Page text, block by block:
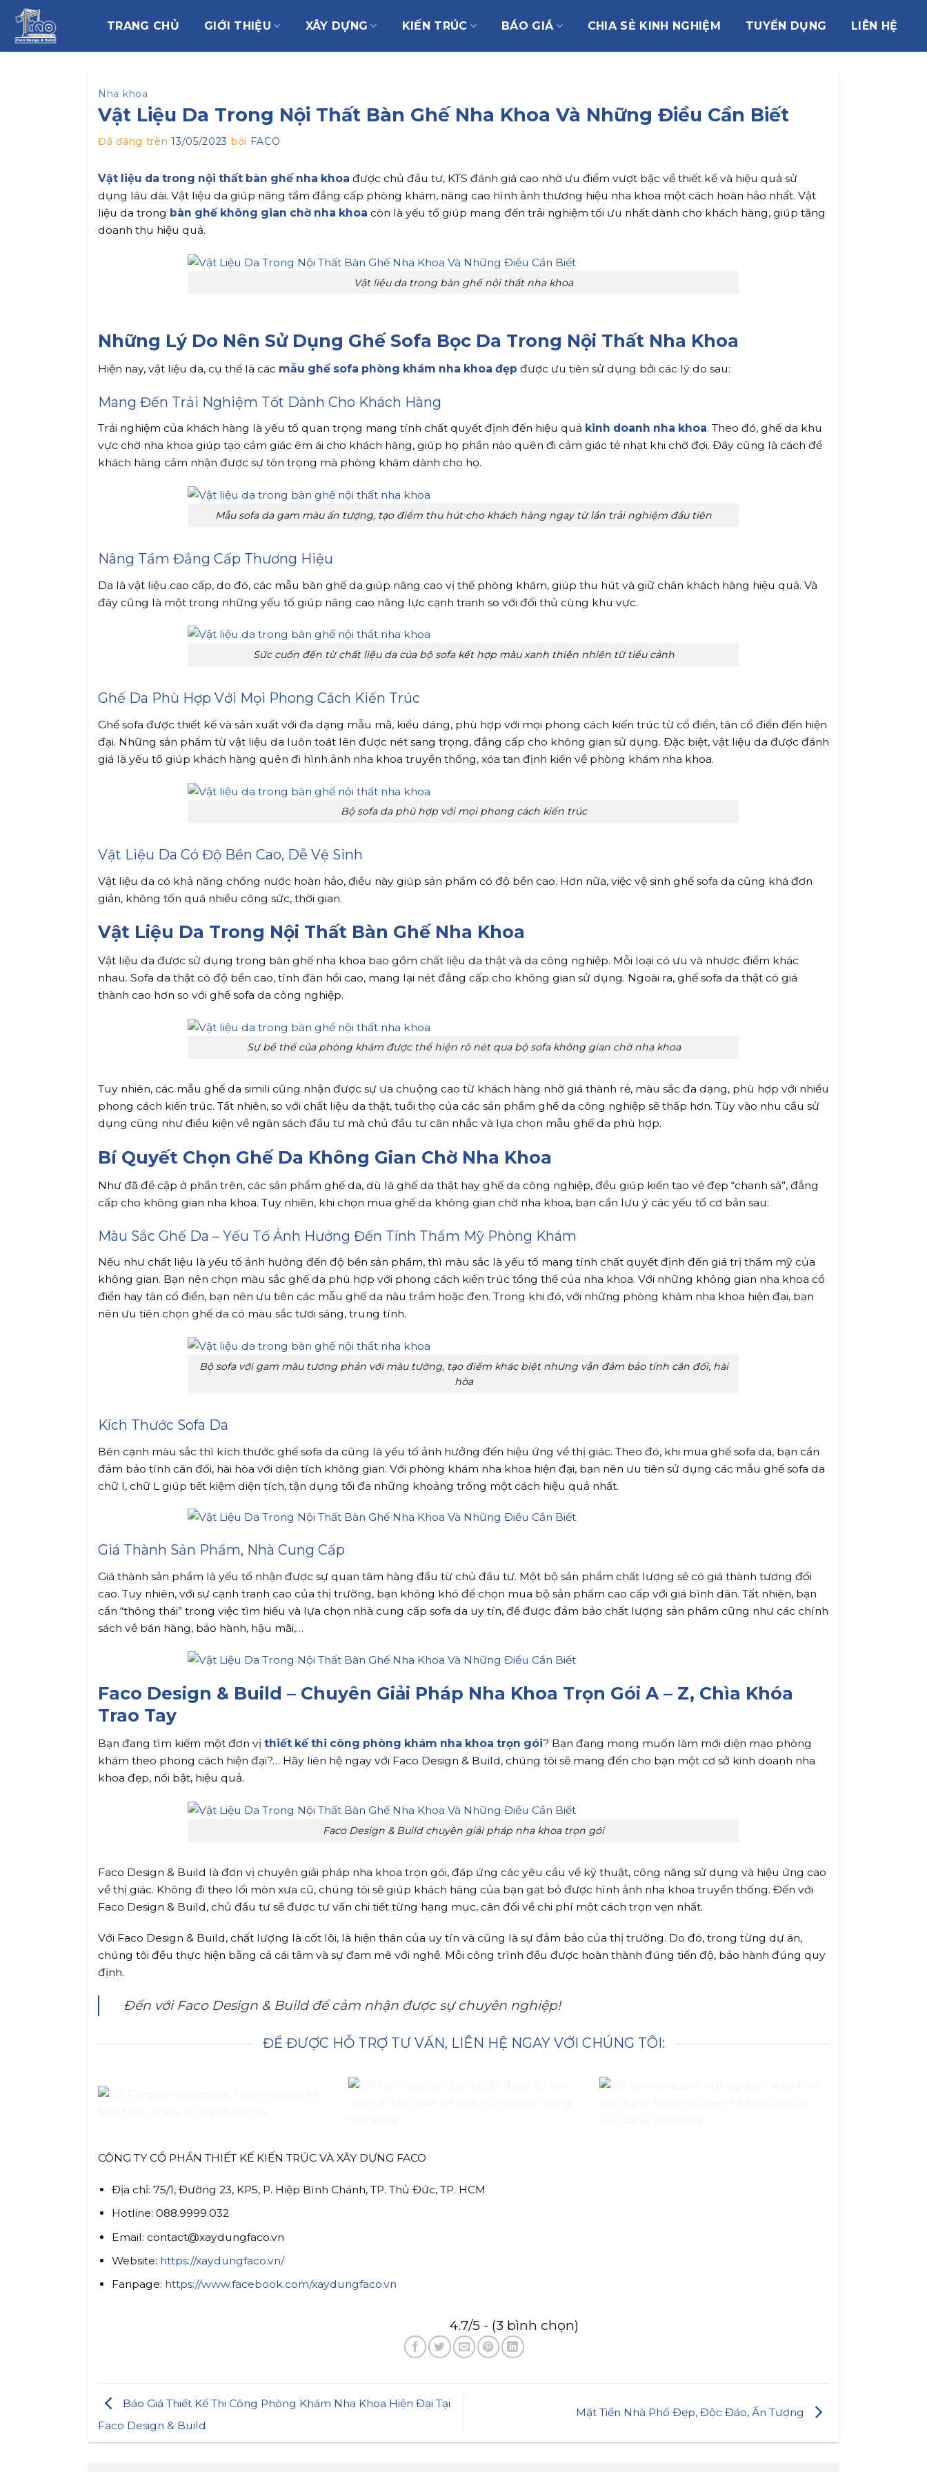
Chuyển
đến
nội
TRANG CHỦ GIỚI THIỆU XÂY DỰNG KIẾN TRÚC BÁO GIÁ CHIA SẺ KINH NGHIỆM TUYỂN DỤNG LIÊN HỆ
Nha khoa
Vật Liệu Da Trong Nội Thất Bàn Ghế Nha Khoa Và Những Điều Cần Biết
Đã đăng trên13/05/2023 bởi FACO
Vật liệu da trong nội thất bàn ghế nha khoa được chủ đầu tư, KTS đánh giá cao nhờ ưu điểm vượt bậc về thiết kế và hiệu quả sử
dụng lâu dài. Vật liệu da giúp nâng tầm đẳng cấp phòng khám, nâng cao hình ảnh thương hiệu nha khoa một cách hoàn hảo nhất. Vật
liệu da trong bàn ghế không gian chờ nha khoa còn là yếu tố giúp mang đến trải nghiệm tối ưu nhất dành cho khách hàng, giúp tăng
doanh thu hiệu quả.
Vật liệu da trong bàn ghế nội thất nha khoa
Những Lý Do Nên Sử Dụng Ghế Sofa Bọc Da Trong Nội Thất Nha Khoa
Hiện nay, vật liệu da, cụ thể là các mẫu ghế sofa phòng khám nha khoa đẹp được ưu tiên sử dụng bởi các lý do sau:
Mang Đến Trải Nghiệm Tốt Dành Cho Khách Hàng
Trải nghiệm của khách hàng là yếu tố quan trọng mang tính chất quyết định đến hiệu quả kinh doanh nha khoa. Theo đó, ghế da khu
vực chờ nha khoa giúp tạo cảm giác êm ái cho khách hàng, giúp họ phần nào quên đi cảm giác tẻ nhạt khi chờ đợi. Đây cũng là cách để
khách hàng cảm nhận được sự tôn trọng mà phòng khám dành cho họ.
Mẫu sofa da gam màu ấn tượng, tạo điểm thu hút cho khách hàng ngay từ lần trải nghiệm đầu tiên
Nâng Tầm Đẳng Cấp Thương Hiệu
Da là vật liệu cao cấp, do đó, các mẫu bàn ghế da giúp nâng cao vị thế phòng khám, giúp thu hút và giữ chân khách hàng hiệu quả. Và
đây cũng là một trong những yếu tố giúp nâng cao năng lực cạnh tranh so với đối thủ cùng khu vực.
Sức cuốn đến từ chất liệu da của bộ sofa kết hợp màu xanh thiên nhiên từ tiểu cảnh
Ghế Da Phù Hợp Với Mọi Phong Cách Kiến Trúc
Ghế sofa được thiết kế và sản xuất với đa dạng mẫu mã, kiểu dáng, phù hợp với mọi phong cách kiến trúc từ cổ điển, tân cổ điển đến hiện
đại. Những sản phẩm từ vật liệu da luôn toát lên được nét sang trọng, đẳng cấp cho không gian sử dụng. Đặc biệt, vật liệu da được đánh
giá là yếu tố giúp khách hàng quên đi hình ảnh nha khoa truyền thống, xóa tan định kiến về phòng khám nha khoa.
Bộ sofa da phù hợp với mọi phong cách kiến trúc
Vật Liệu Da Có Độ Bền Cao, Dễ Vệ Sinh
Vật liệu da có khả năng chống nước hoàn hảo, điều này giúp sản phẩm có độ bền cao. Hơn nữa, việc vệ sinh ghế sofa da cũng khá đơn
giản, không tốn quá nhiều công sức, thời gian.
Vật Liệu Da Trong Nội Thất Bàn Ghế Nha Khoa
Vật liệu da được sử dụng trong bàn ghế nha khoa bao gồm chất liệu da thật và da công nghiệp. Mỗi loại có ưu và nhược điểm khác
nhau. Sofa da thật có độ bền cao, tính đàn hồi cao, mang lại nét đẳng cấp cho không gian sử dụng. Ngoài ra, ghế sofa da thật có giá
thành cao hơn so với ghế sofa da công nghiệp.
Sự bề thế của phòng khám được thể hiện rõ nét qua bộ sofa không gian chờ nha khoa
Tuy nhiên, các mẫu ghế da simili cũng nhận được sự ưa chuộng cao từ khách hàng nhờ giá thành rẻ, màu sắc đa dạng, phù hợp với nhiều
phong cách kiến trúc. Tất nhiên, so với chất liệu da thật, tuổi thọ của các sản phẩm ghế da công nghiệp sẽ thấp hơn. Tùy vào nhu cầu sử
dụng cũng như điều kiện về ngân sách đầu tư mà chủ đầu tư cân nhắc và lựa chọn mẫu ghế da phù hợp.
Bí Quyết Chọn Ghế Da Không Gian Chờ Nha Khoa
Như đã đề cập ở phần trên, các sản phẩm ghế da, dù là ghế da thật hay ghế da công nghiệp, đều giúp kiến tạo vẻ đẹp “chanh sả”, đẳng
cấp cho không gian nha khoa. Tuy nhiên, khi chọn mua ghế da không gian chờ nha khoa, bạn cần lưu ý các yếu tố cơ bản sau:
Màu Sắc Ghế Da – Yếu Tố Ảnh Hưởng Đến Tính Thẩm Mỹ Phòng Khám
Nếu như chất liệu là yếu tố ảnh hưởng đến độ bền sản phẩm, thì màu sắc là yếu tố mang tính chất quyết định đến giá trị thẩm mỹ của
không gian. Bạn nên chọn màu sắc ghế da phù hợp với phong cách kiến trúc tổng thể của nha khoa. Với những không gian nha khoa cổ
điển hay tân cổ điển, bạn nên ưu tiên các mẫu ghế da nâu trầm hoặc đen. Trong khi đó, với những phòng khám nha khoa hiện đại, bạn
nên ưu tiên chọn ghế da có màu sắc tươi sáng, trung tính.
Bộ sofa với gam màu tương phản với màu tường, tạo điểm khác biệt nhưng vẫn đảm bảo tính cân đối, hài
hòa
Kích Thước Sofa Da
Bên cạnh màu sắc thì kích thước ghế sofa da cũng là yếu tố ảnh hưởng đến hiệu ứng về thị giác. Theo đó, khi mua ghế sofa da, bạn cần
đảm bảo tính cân đối, hài hòa với diện tích không gian. Với phòng khám nha khoa hiện đại, bạn nên ưu tiên sử dụng các mẫu ghế sofa da
chữ I, chữ L giúp tiết kiệm diện tích, tận dụng tối đa những khoảng trống một cách hiệu quả nhất.
Giá Thành Sản Phẩm, Nhà Cung Cấp
Giá thành sản phẩm là yếu tố nhận được sự quan tâm hàng đầu từ chủ đầu tư. Một bộ sản phẩm chất lượng sẽ có giá thành tương đối
cao. Tuy nhiên, với sự cạnh tranh cao của thị trường, bạn không khó để chọn mua bộ sản phẩm cao cấp với giá bình dân. Tất nhiên, bạn
cần “thông thái” trong việc tìm hiểu và lựa chọn nhà cung cấp sofa da uy tín, để được đảm bảo chất lượng sản phẩm cũng như các chính
sách về bán hàng, bảo hành, hậu mãi,…
Faco Design & Build – Chuyên Giải Pháp Nha Khoa Trọn Gói A – Z, Chìa Khóa
Trao Tay
Bạn đang tìm kiếm một đơn vị thiết kế thi công phòng khám nha khoa trọn gói? Bạn đang mong muốn làm mới diện mạo phòng
khám theo phong cách hiện đại?… Hãy liên hệ ngay với Faco Design & Build, chúng tôi sẽ mang đến cho bạn một cơ sở kinh doanh nha
khoa đẹp, nổi bật, hiệu quả.
Faco Design & Build chuyên giải pháp nha khoa trọn gói
Faco Design & Build là đơn vị chuyên giải pháp nha khoa trọn gói, đáp ứng các yêu cầu về kỹ thuật, công năng sử dụng và hiệu ứng cao
về thị giác. Không đi theo lối mòn xưa cũ, chúng tôi sẽ giúp khách hàng của bạn gạt bỏ được hình ảnh nha khoa truyền thống. Đến với
Faco Design & Build, chủ đầu tư sẽ được tư vấn chi tiết từng hạng mục, cân đối về chi phí một cách trọn vẹn nhất.
Với Faco Design & Build, chất lượng là cốt lõi, là hiện thân của uy tín và cũng là sự đảm bảo của thị trường. Do đó, trong từng dự án,
chúng tôi đều thực hiện bằng cả cái tâm và sự đam mê với nghề. Mỗi công trình đều được hoàn thành đúng tiến độ, bảo hành đúng quy
định.
Đến với Faco Design & Build để cảm nhận được sự chuyên nghiệp!
ĐỂ ĐƯỢC HỖ TRỢ TƯ VẤN, LIÊN HỆ NGAY VỚI CHÚNG TÔI:
CÔNG TY CỔ PHẦN THIẾT KẾ KIẾN TRÚC VÀ XÂY DỰNG FACO
Địa chỉ: 75/1, Đường 23, KP5, P. Hiệp Bình Chánh, TP. Thủ Đức, TP. HCM
Hotline: 088.9999.032
Email: contact@xaydungfaco.vn
Website: https://xaydungfaco.vn/
Fanpage: https://www.facebook.com/xaydungfaco.vn
4.7/5 - (3 bình chọn)
Báo Giá Thiết Kế Thi Công Phòng Khám Nha Khoa Hiện Đại Tại
Faco Design & Build
Mặt Tiền Nhà Phố Đẹp, Độc Đáo, Ấn Tượng